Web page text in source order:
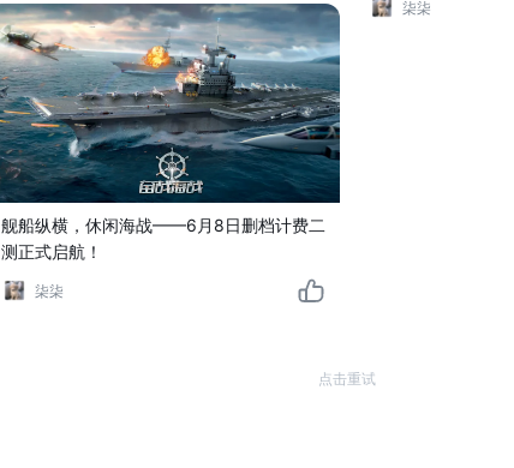
舰船纵横，休闲海战——6月8日删档计费二
测正式启航！
柒柒
柒柒
点击重试